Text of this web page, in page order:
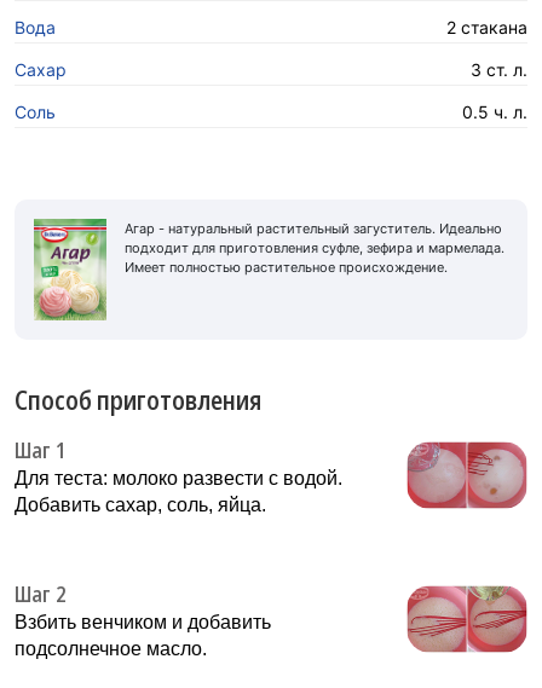
Вода 2 стакана
Сахар 3 ст. л.
Соль 0.5 ч. л.
Агар - натуральный растительный загуститель. Идеально
подходит для приготовления суфле, зефира и мармелада.
Имеет полностью растительное происхождение.
Способ приготовления
Шаг 1
Для теста: молоко развести с водой.
Добавить сахар, соль, яйца.
Шаг 2
Взбить венчиком и добавить
подсолнечное масло.